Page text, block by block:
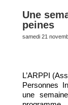
Une
peines
samedi 21
L’ARPPI
Personnes
une